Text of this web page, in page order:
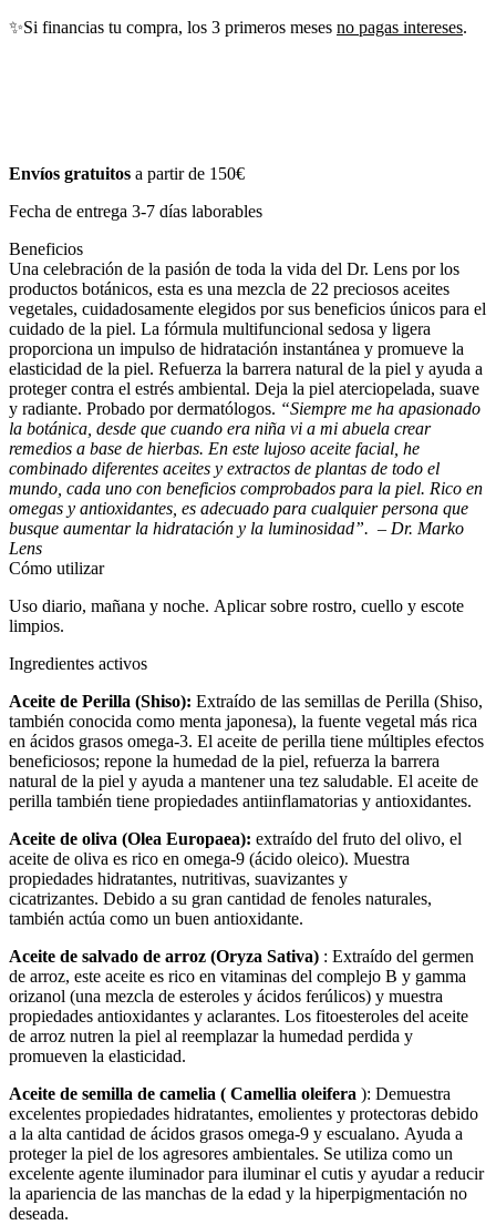
✨Si financias tu compra, los 3 primeros meses no pagas intereses.
Envíos gratuitos a partir de 150€
Fecha de entrega 3-7 días laborables
Beneficios
Una celebración de la pasión de toda la vida del Dr. Lens por los
productos botánicos, esta es una mezcla de 22 preciosos aceites
vegetales, cuidadosamente elegidos por sus beneficios únicos para el
cuidado de la piel. La fórmula multifuncional sedosa y ligera
proporciona un impulso de hidratación instantánea y promueve la
elasticidad de la piel. Refuerza la barrera natural de la piel y ayuda a
proteger contra el estrés ambiental. Deja la piel aterciopelada, suave
y radiante. Probado por dermatólogos. “Siempre me ha apasionado
la botánica, desde que cuando era niña vi a mi abuela crear
remedios a base de hierbas. En este lujoso aceite facial, he
combinado diferentes aceites y extractos de plantas de todo el
mundo, cada uno con beneficios comprobados para la piel. Rico en
omegas y antioxidantes, es adecuado para cualquier persona que
busque aumentar la hidratación y la luminosidad”. – Dr. Marko
Lens
Cómo utilizar
Uso diario, mañana y noche. Aplicar sobre rostro, cuello y escote
limpios.
Ingredientes activos
Aceite de Perilla (Shiso): Extraído de las semillas de Perilla (Shiso,
también conocida como menta japonesa), la fuente vegetal más rica
en ácidos grasos omega-3. El aceite de perilla tiene múltiples efectos
beneficiosos; repone la humedad de la piel, refuerza la barrera
natural de la piel y ayuda a mantener una tez saludable. El aceite de
perilla también tiene propiedades antiinflamatorias y antioxidantes.
Aceite de oliva (Olea Europaea): extraído del fruto del olivo, el
aceite de oliva es rico en omega-9 (ácido oleico). Muestra
propiedades hidratantes, nutritivas, suavizantes y
cicatrizantes. Debido a su gran cantidad de fenoles naturales,
también actúa como un buen antioxidante.
Aceite de salvado de arroz (Oryza Sativa) : Extraído del germen
de arroz, este aceite es rico en vitaminas del complejo B y gamma
orizanol (una mezcla de esteroles y ácidos ferúlicos) y muestra
propiedades antioxidantes y aclarantes. Los fitoesteroles del aceite
de arroz nutren la piel al reemplazar la humedad perdida y
promueven la elasticidad.
Aceite de semilla de camelia ( Camellia oleifera ): Demuestra
excelentes propiedades hidratantes, emolientes y protectoras debido
a la alta cantidad de ácidos grasos omega-9 y escualano. Ayuda a
proteger la piel de los agresores ambientales. Se utiliza como un
excelente agente iluminador para iluminar el cutis y ayudar a reducir
la apariencia de las manchas de la edad y la hiperpigmentación no
deseada.